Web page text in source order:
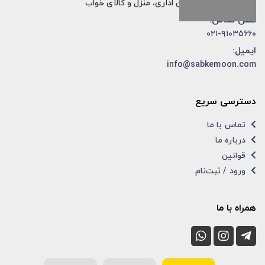
فروش تخصصی مبلمان اداری، منزل و کالای خواب
تلفن تماس:
۰۲۱-۹۱۰۳۵۶۶۰
ایمیل:
info@sabkemoon.com
دسترسی سریع
تماس با ما
درباره ما
قوانین
ورود / ثبت‌نام
همراه با ما